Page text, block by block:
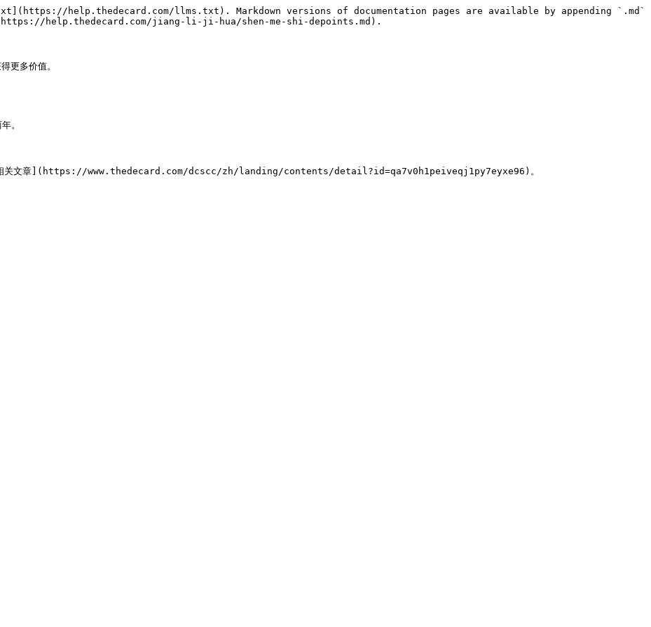
help.thedecard.com/llms.txt). Markdown versions of documentation pages are available by appending `.md`
help.thedecard.com/jiang-li-ji-hua/shen-me-shi-depoints.md).
更多价值。
。